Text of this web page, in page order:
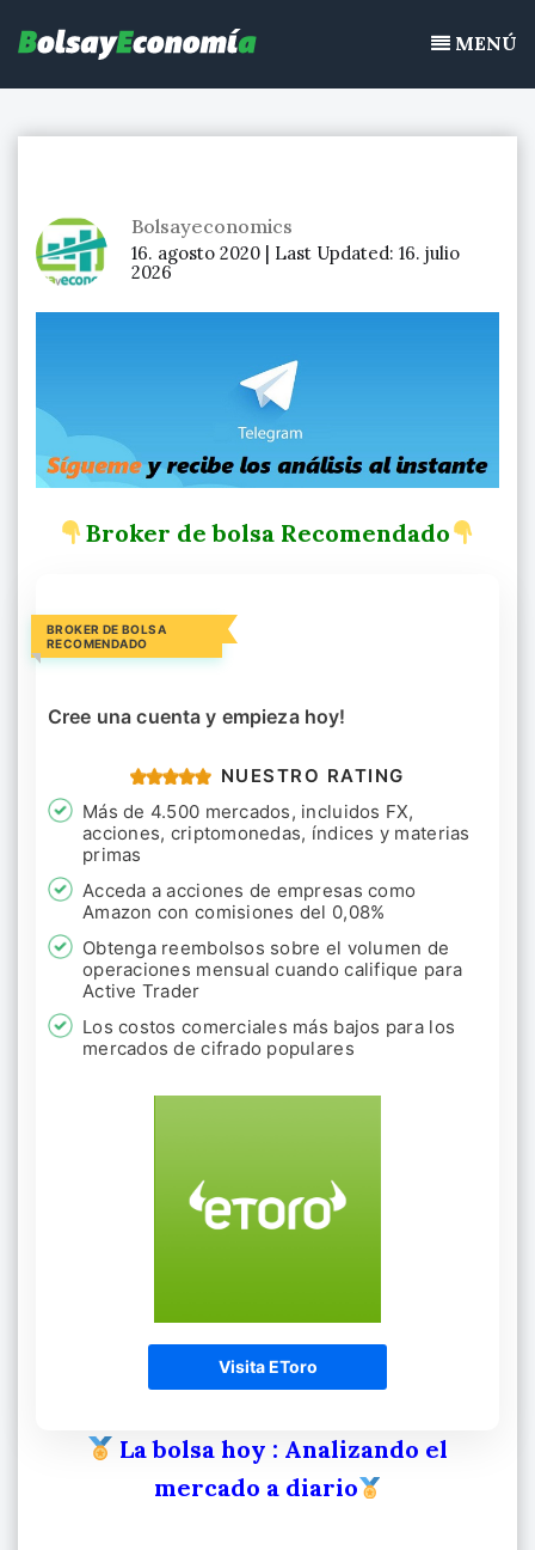
continuo, acciones de bolsa
contenidoMENÚ
Bolsayeconomics
16. agosto 2020 | Last Updated: 16. julio
2026
Broker de bolsa Recomendado
BROKER DE BOLSA
RECOMENDADO
Cree una cuenta y empieza hoy!
NUESTRO RATING
Más de 4.500 mercados, incluidos FX,
acciones, criptomonedas, índices y materias
primas
Acceda a acciones de empresas como
Amazon con comisiones del 0,08%
Obtenga reembolsos sobre el volumen de
operaciones mensual cuando califique para
Active Trader
Los costos comerciales más bajos para los
mercados de cifrado populares
Visita EToro
La bolsa hoy : Analizando el
mercado a diario